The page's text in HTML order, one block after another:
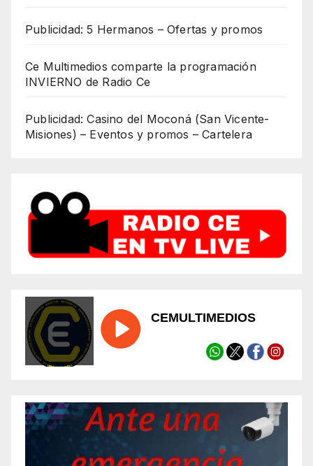
Publicidad: 5 Hermanos – Ofertas y promos
Ce Multimedios comparte la programación
INVIERNO de Radio Ce
Publicidad: Casino del Moconá (San Vicente-
Misiones) – Eventos y promos – Cartelera